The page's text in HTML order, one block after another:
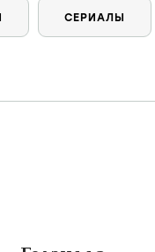
СЕРИАЛЫ